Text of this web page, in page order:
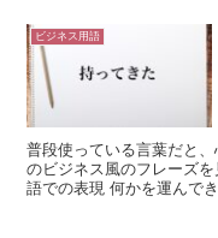
ビジネス用語
普段使っている言葉だと
のビジネス風のフレーズ
語での表現 何かを運んで